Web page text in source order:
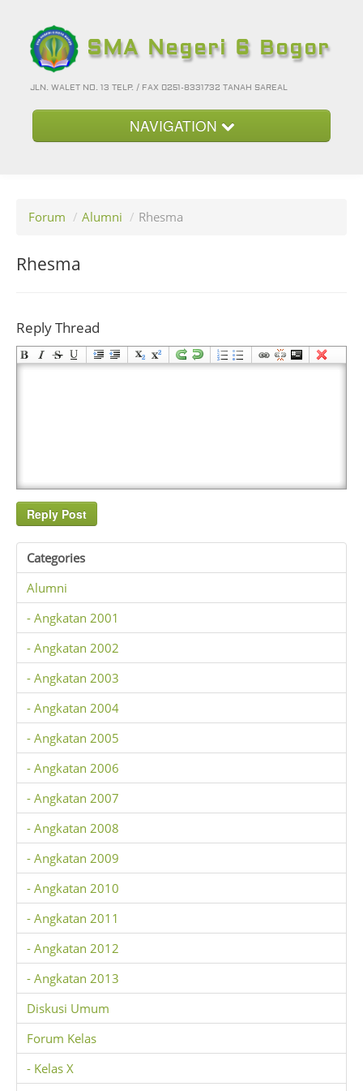
SMA Negeri 6 Bogor
JLN. WALET NO. 13 TELP. / FAX 0251-8331732 TANAH SAREAL
NAVIGATION
Album Foto
Login
Forum / Alumni / Rhesma
Rhesma
Reply Thread
Categories
Alumni
- Angkatan 2001
- Angkatan 2002
- Angkatan 2003
- Angkatan 2004
- Angkatan 2005
- Angkatan 2006
- Angkatan 2007
- Angkatan 2008
- Angkatan 2009
- Angkatan 2010
- Angkatan 2011
- Angkatan 2012
- Angkatan 2013
Diskusi Umum
Forum Kelas
- Kelas X